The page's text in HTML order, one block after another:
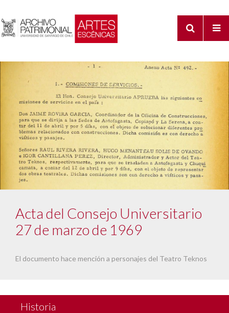
Acta del Consejo Universitario
27 de marzo de 1969
El documento hace mención a personajes del Teatro Teknos
Historia